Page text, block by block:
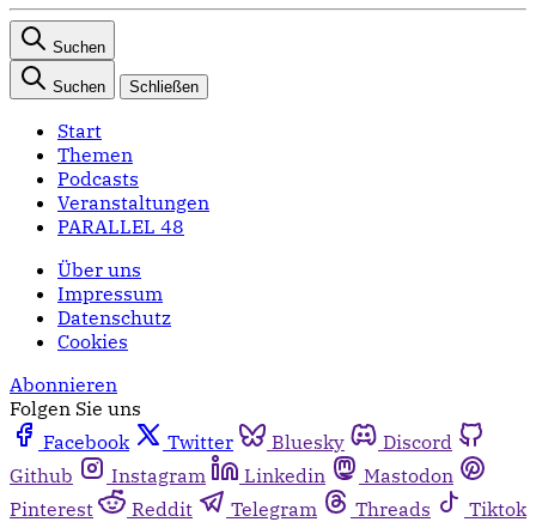
Suchen
Suchen Schließen
Start
Themen
Podcasts
Veranstaltungen
PARALLEL 48
Über uns
Impressum
Datenschutz
Cookies
Abonnieren
Folgen Sie uns
Facebook
Twitter Bluesky
Discord
Github
Instagram Linkedin
Mastodon
Pinterest
Reddit Telegram Threads
Tiktok